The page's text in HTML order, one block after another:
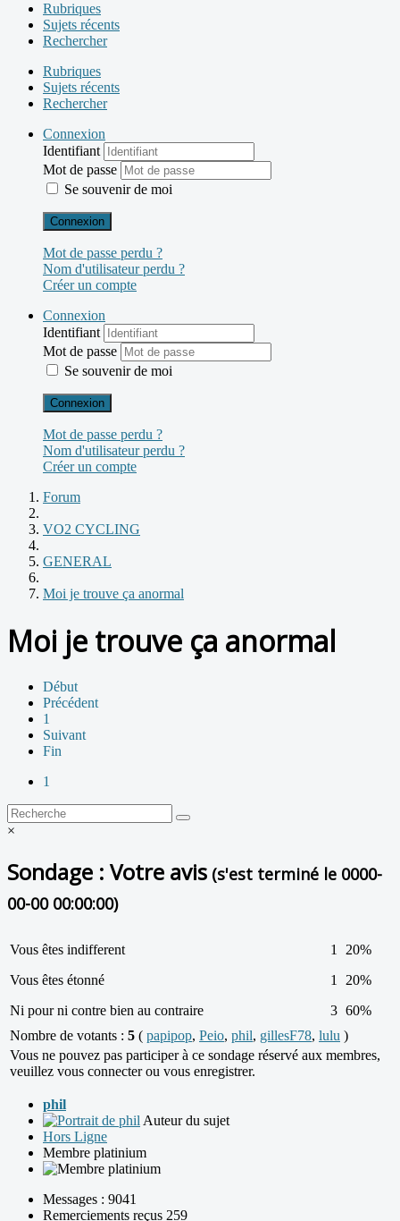
Rubriques
Sujets récents
Rechercher
Rubriques
Sujets récents
Rechercher
Connexion
Identifiant
Mot de passe
Se souvenir de moi
Connexion
Mot de passe perdu ?
Nom d'utilisateur perdu ?
Créer un compte
Connexion
Identifiant
Mot de passe
Se souvenir de moi
Connexion
Mot de passe perdu ?
Nom d'utilisateur perdu ?
Créer un compte
Forum
VO2 CYCLING
GENERAL
Moi je trouve ça anormal
Moi je trouve ça anormal
Début
Précédent
1
Suivant
Fin
1
×
Sondage : Votre avis (s'est terminé le 0000-
00-00 00:00:00)
Vous êtes indifferent 1
20%
Vous êtes étonné
1
20%
Ni pour ni contre bien au contraire
3 60%
Nombre de votants : 5 ( papipop, Peio, phil, gillesF78, lulu )
Vous ne pouvez pas participer à ce sondage réservé aux membres,
veuillez vous connecter ou vous enregistrer.
phil
Auteur du sujet
Hors Ligne
Membre platinium
Messages : 9041
Remerciements reçus 259